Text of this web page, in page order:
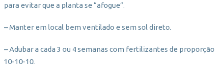
para evitar que a planta se “afogue”.
– Manter em local bem ventilado e sem sol direto.
– Adubar a cada 3 ou 4 semanas com fertilizantes de proporção
10-10-10.